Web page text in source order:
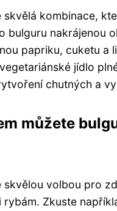
skvělá kombinace,
bulguru nakrájenou
papriku, cuketu a
jídlo
chutných a
můžete
skvělou volbou pro
rybám. Zkuste